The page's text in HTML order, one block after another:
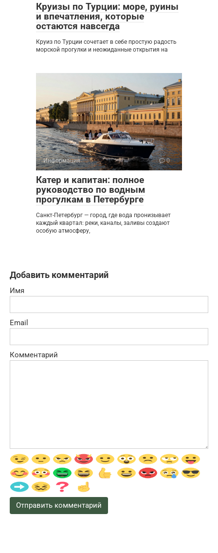
Круизы по Турции: море, руины
и впечатления, которые
остаются навсегда
Круиз по Турции сочетает в себе простую радость
морской прогулки и неожиданные открытия на
Информация 0
Катер и капитан: полное
руководство по водным
прогулкам в Петербурге
Санкт-Петербург — город, где вода пронизывает
каждый квартал: реки, каналы, заливы создают
особую атмосферу,
Добавить комментарий
Имя
Email
Комментарий